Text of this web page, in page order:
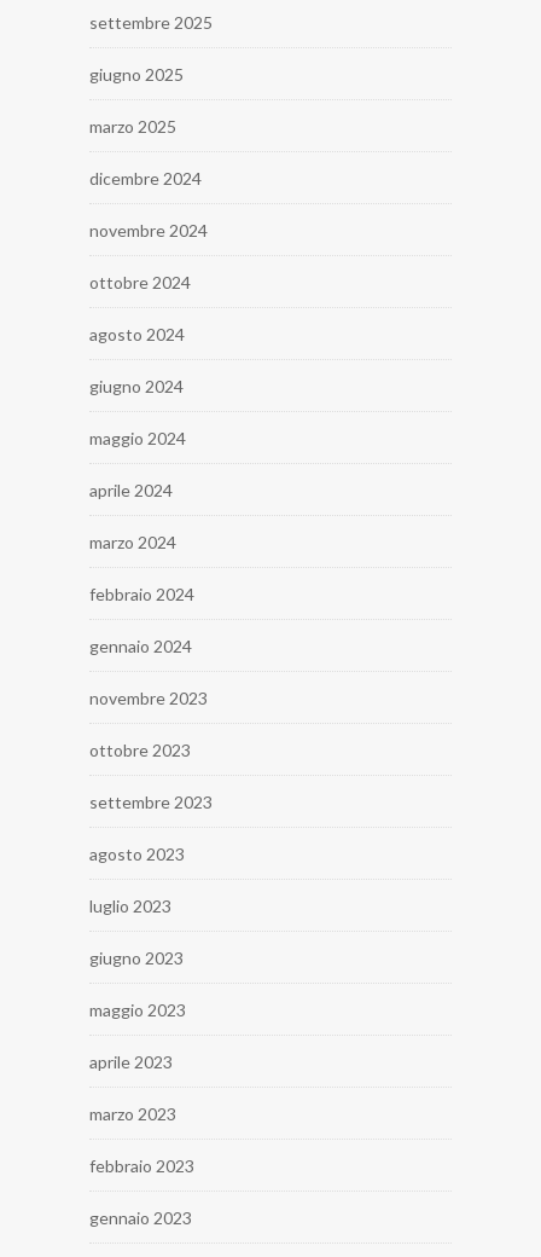
settembre 2025
giugno 2025
marzo 2025
dicembre 2024
novembre 2024
ottobre 2024
agosto 2024
giugno 2024
maggio 2024
aprile 2024
marzo 2024
febbraio 2024
gennaio 2024
novembre 2023
ottobre 2023
settembre 2023
agosto 2023
luglio 2023
giugno 2023
maggio 2023
aprile 2023
marzo 2023
febbraio 2023
gennaio 2023